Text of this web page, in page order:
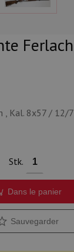
, Kal. 8x57 / 12/
Stk.
Dans le panier
Sauvegarder